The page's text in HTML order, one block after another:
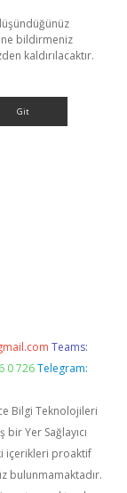
bildirmeniz
kaldırılacaktır.
Teams:
0 726 Telegram:
Bilgi Teknolojileri
Yer Sağlayıcı
içerikleri proaktif
bulunmamaktadır.